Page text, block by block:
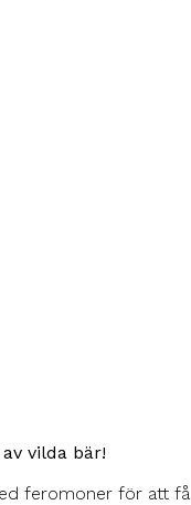
vilda bär!
feromoner för att få